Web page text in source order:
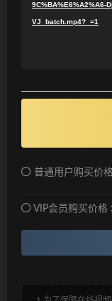
9C%BA%E6%A2%A6-
VJ_batch.mp4?_=1
普通用户购买价
VIP会员购买价格 :